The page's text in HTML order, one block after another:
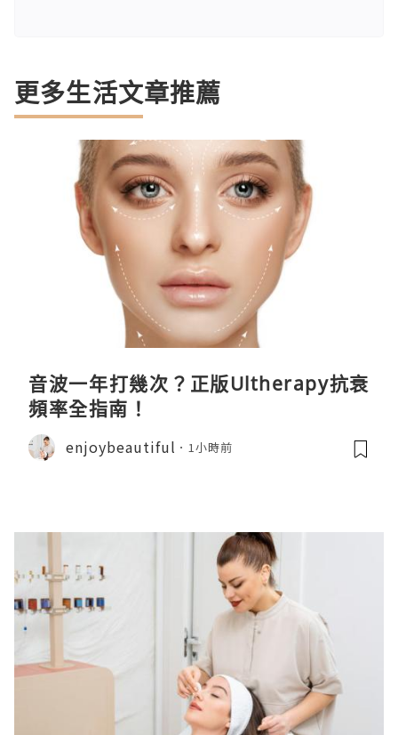
更多生活文章推薦
音波一年打幾次？正版Ultherapy抗衰
頻率全指南！
enjoybeautiful 1小時前